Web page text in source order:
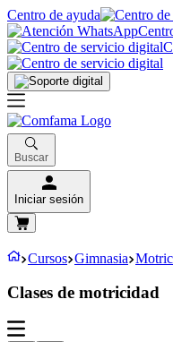
Centro de ayuda
Buscar
Iniciar sesión
Cursos Gimnasia
Clases de motricidad